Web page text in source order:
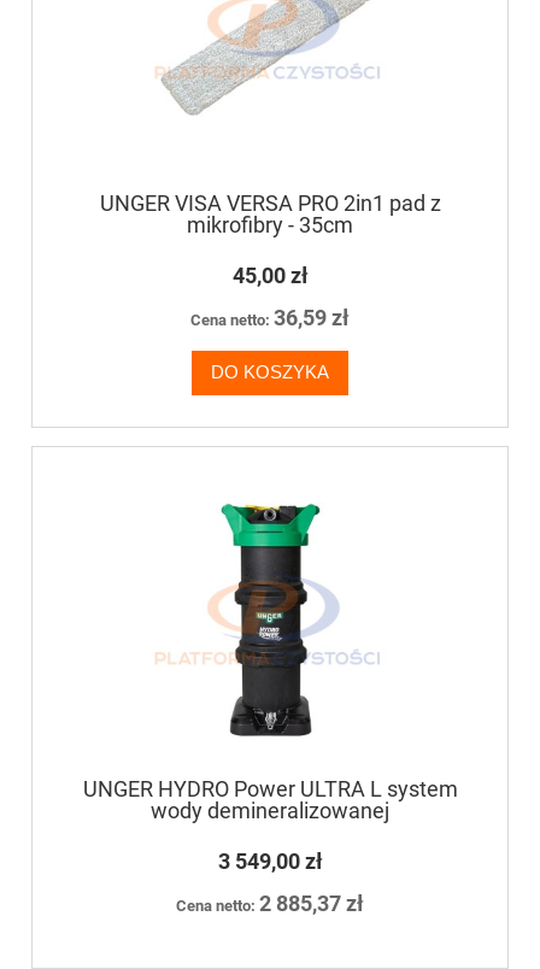
UNGER VISA VERSA PRO 2in1 pad z
mikrofibry - 35cm
45,00 zł
Cena netto: 36,59 zł
DO KOSZYKA
UNGER HYDRO Power ULTRA L system
wody demineralizowanej
3 549,00 zł
Cena netto: 2 885,37 zł